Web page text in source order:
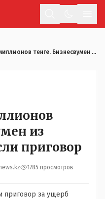
Ущерб в 685 миллионов тенге. Бизнесвумен из Костаная вынесли приговор
из
приговор
1785 просмотров
приговор за ущерб